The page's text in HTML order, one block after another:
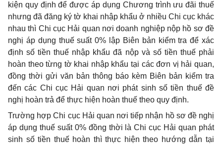
kiện quy định để được áp dụng Chương trình ưu đãi thuế
nhưng đã đăng ký tờ khai nhập khẩu ở nhiều Chi cục khác
nhau thì Chi cục Hải quan nơi doanh nghiệp nộp hồ sơ đề
nghị áp dụng thuế suất 0% lập Biên bản kiểm tra để xác
định số tiền thuế nhập khẩu đã nộp và số tiền thuế phải
hoàn theo từng tờ khai nhập khẩu tại các đơn vị hải quan,
đồng thời gửi văn bản thông báo kèm Biên bản kiểm tra
đến các Chi cục Hải quan nơi phát sinh số tiền thuế đề
nghị hoàn trả để thực hiện hoàn thuế theo quy định.
Trường hợp Chi cục Hải quan nơi tiếp nhận hồ sơ đề nghị
áp dụng thuế suất 0% đồng thời là Chi cục Hải quan phát
sinh số tiền thuế hoàn thì thực hiện theo hướng dẫn tại